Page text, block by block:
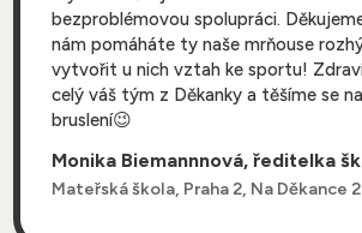
bezproblémovou spolupráci.
nám pomáháte ty naše mrňouse
vytvořit u nich vztah ke sportu!
celý váš tým z Děkanky a těšíme se na
bruslení😉
Monika Biemannnová, ředitelka
Mateřská škola, Praha 2, Na Děkance 2